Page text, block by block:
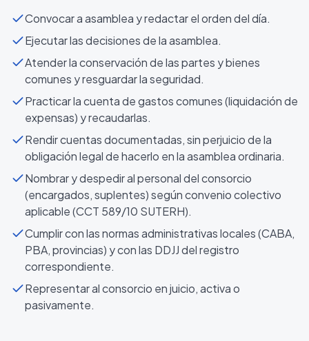
Convocar a asamblea y redactar el orden del día.
Ejecutar las decisiones de la asamblea.
Atender la conservación de las partes y bienes
comunes y resguardar la seguridad.
Practicar la cuenta de gastos comunes (liquidación de
expensas) y recaudarlas.
Rendir cuentas documentadas, sin perjuicio de la
obligación legal de hacerlo en la asamblea ordinaria.
Nombrar y despedir al personal del consorcio
(encargados, suplentes) según convenio colectivo
aplicable (CCT 589/10 SUTERH).
Cumplir con las normas administrativas locales (CABA,
PBA, provincias) y con las DDJJ del registro
correspondiente.
Representar al consorcio en juicio, activa o
pasivamente.